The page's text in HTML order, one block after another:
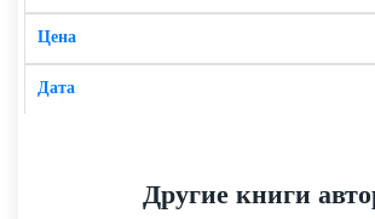
Другие книги